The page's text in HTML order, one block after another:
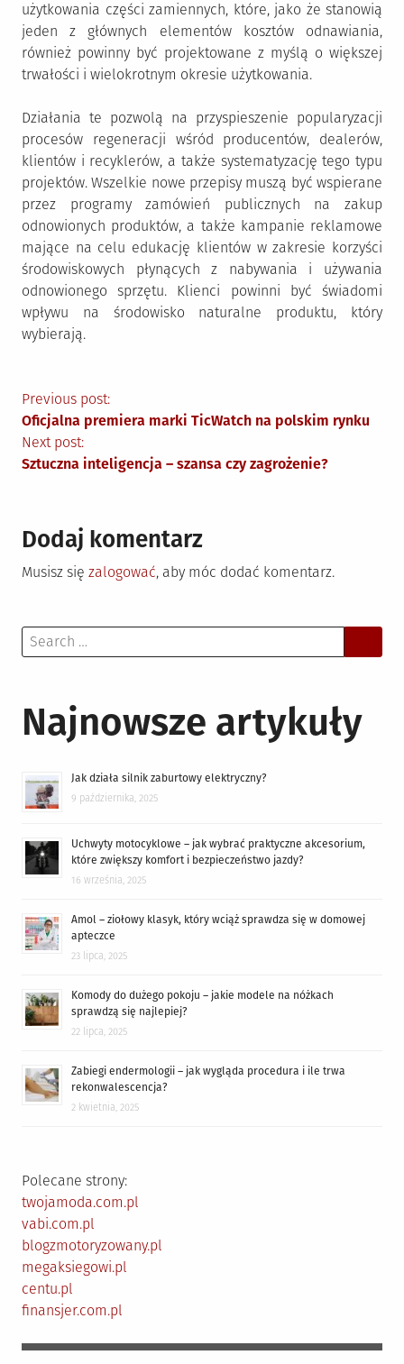
użytkowania części zamiennych, które, jako że stanowią
jeden z głównych elementów kosztów odnawiania,
również powinny być projektowane z myślą o większej
trwałości i wielokrotnym okresie użytkowania.
Działania te pozwolą na przyspieszenie popularyzacji
procesów regeneracji wśród producentów, dealerów,
klientów i recyklerów, a także systematyzację tego typu
projektów. Wszelkie nowe przepisy muszą być wspierane
przez programy zamówień publicznych na zakup
odnowionych produktów, a także kampanie reklamowe
mające na celu edukację klientów w zakresie korzyści
środowiskowych płynących z nabywania i używania
odnowionego sprzętu. Klienci powinni być świadomi
wpływu na środowisko naturalne produktu, który
wybierają.
Nawigacja
wpisu
Previous post:
Oficjalna premiera marki TicWatch na polskim rynku
Next post:
Sztuczna inteligencja – szansa czy zagrożenie?
Dodaj komentarz
Musisz się zalogować, aby móc dodać komentarz.
Search
for:
Najnowsze artykuły
Jak działa silnik zaburtowy elektryczny?
9 października, 2025
Uchwyty motocyklowe – jak wybrać praktyczne akcesorium,
które zwiększy komfort i bezpieczeństwo jazdy?
16 września, 2025
Amol – ziołowy klasyk, który wciąż sprawdza się w domowej
apteczce
23 lipca, 2025
Komody do dużego pokoju – jakie modele na nóżkach
sprawdzą się najlepiej?
22 lipca, 2025
Zabiegi endermologii – jak wygląda procedura i ile trwa
rekonwalescencja?
2 kwietnia, 2025
Polecane strony:
twojamoda.com.pl
vabi.com.pl
blogzmotoryzowany.pl
megaksiegowi.pl
centu.pl
finansjer.com.pl